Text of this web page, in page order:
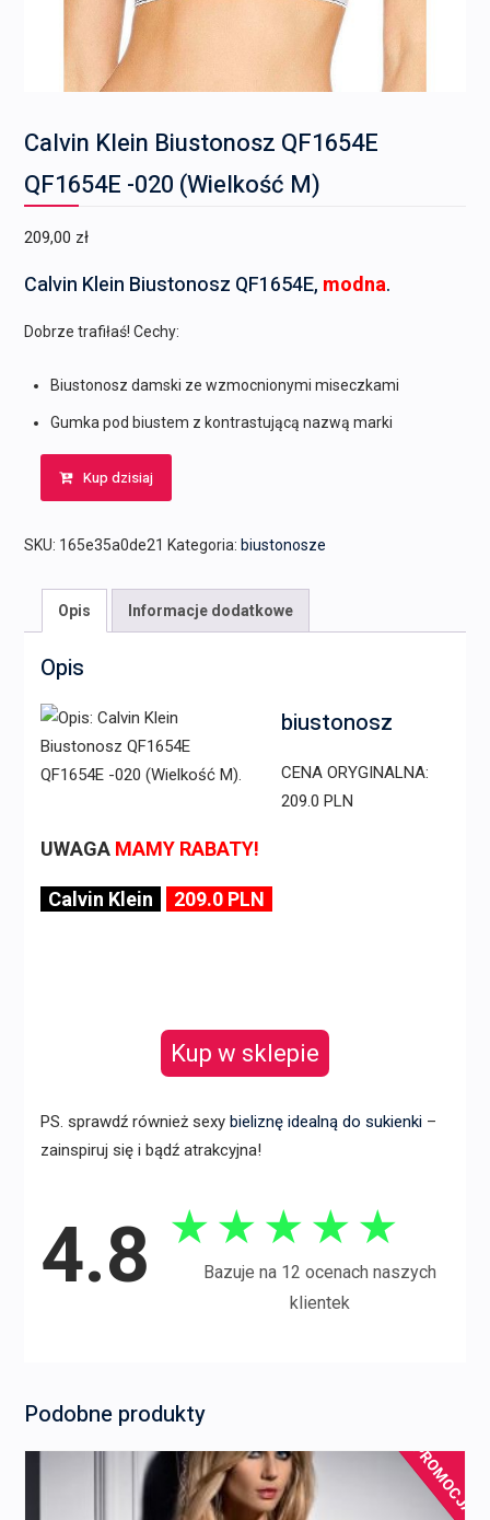
Calvin Klein Biustonosz QF1654E
QF1654E -020 (Wielkość M)
209,00 zł
Calvin Klein Biustonosz QF1654E, modna.
Dobrze trafiłaś! Cechy:
Biustonosz damski ze wzmocnionymi miseczkami
Gumka pod biustem z kontrastującą nazwą marki
Kup dzisiaj
SKU: 165e35a0de21 Kategoria: biustonosze
Opis Informacje dodatkowe
Opis
biustonosz
CENA ORYGINALNA:
209.0 PLN
UWAGA MAMY RABATY!
Calvin Klein 209.0 PLN
Kup w sklepie
PS. sprawdź również sexy bieliznę idealną do sukienki–
zainspiruj się i bądź atrakcyjna!
4.8 ★ ★ ★ ★ ★
Bazuje na 12 ocenach naszych
klientek
Podobne produkty
PROMOCJA!